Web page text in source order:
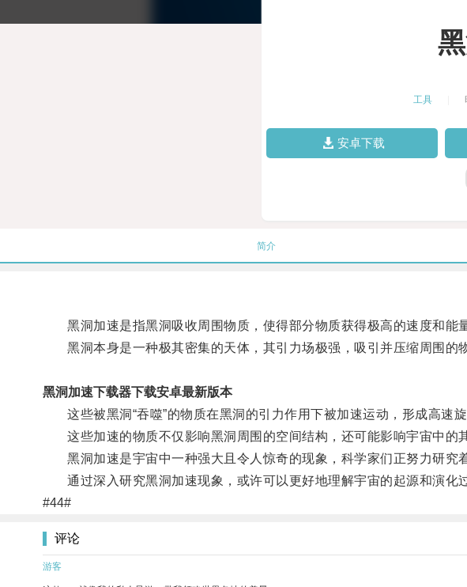
工具
安卓下载
简介
黑洞加速是指黑洞吸收周围物质，使得部分物质获得极高的速度和能量
黑洞本身是一种极其密集的天体，其引力场极强，吸引并压缩周围的物
黑洞加速下载器下载安卓最新版本
这些被黑洞“吞噬”的物质在黑洞的引力作用下被加速运动，形成高速旋
这些加速的物质不仅影响黑洞周围的空间结构，还可能影响宇宙中的其
黑洞加速是宇宙中一种强大且令人惊奇的现象，科学家们正努力研究
通过深入研究黑洞加速现象，或许可以更好地理解宇宙的起源和演化过
#44#
评论
游客